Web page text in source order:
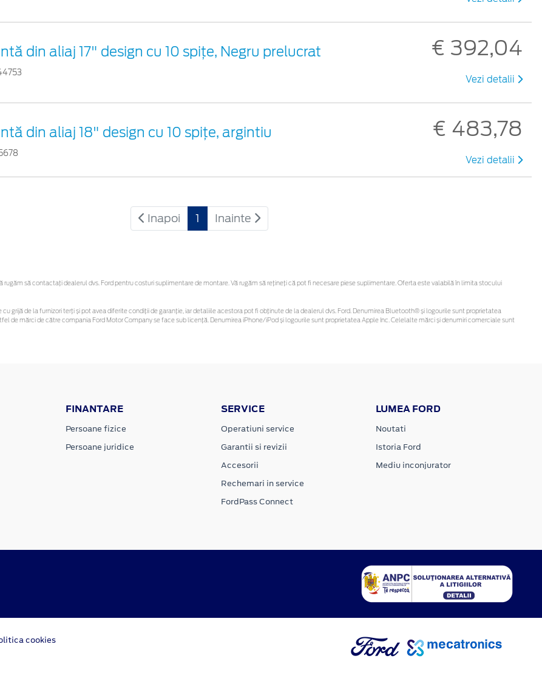
din aliaj 17" design cu 10 spițe, Negru prelucrat € 392,04
Vezi detalii
din aliaj 18" design cu 10 spiţe, argintiu € 483,78
Vezi detalii
Inapoi 1 Inainte
rugăm să contactaţi dealerul dvs. Ford pentru costuri suplimentare de montare. Vă rugăm să rețineți că pot fi necesare piese suplimentare. Oferta este valabilă în limita stocului
grijă de la furnizori terți și pot avea diferite condiții de garanție, iar detaliile acestora pot fi obținute de la dealerul dvs. Ford. Denumirea Bluetooth® și logourile sunt proprietatea
de mărci de către compania Ford Motor Company se face sub licență. Denumirea iPhone/iPod și logourile sunt proprietatea Apple Inc. Celelalte mărci și denumiri comerciale sunt
FINANTARE
Persoane fizice
Persoane juridice
SERVICE
Operatiuni service
Garantii si revizii
Accesorii
Rechemari in service
FordPass Connect
LUMEA FORD
Noutati
Istoria Ford
Mediu inconjurator
cookies